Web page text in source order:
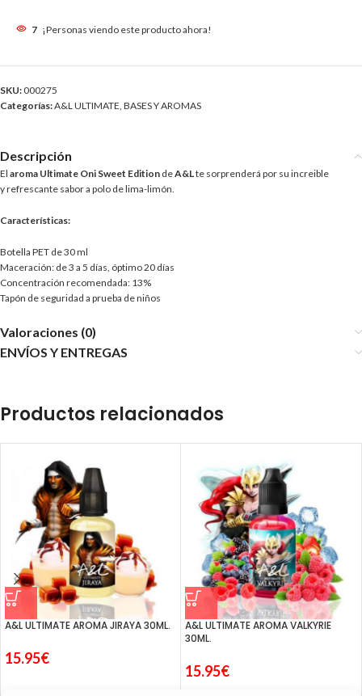
7 ¡Personas viendo este producto ahora!
SKU: 000275
Categorías:A&L ULTIMATE, BASES Y AROMAS
Descripción
El aroma Ultimate Oni Sweet Edition deA&Lte sorprenderá por su increible
y refrescante sabor a polo de lima-limón.
Características:
Botella PET de 30 ml
Maceración: de 3 a 5 días, óptimo 20 días
Concentración recomendada: 13%
Tapón de seguridad a prueba de niños
Valoraciones (0)
ENVÍOS Y ENTREGAS
Productos relacionados
A&L ULTIMATE AROMA JIRAYA 30ML.
15.95€
A&L ULTIMATE AROMA VALKYRIE
30ML.
15.95€